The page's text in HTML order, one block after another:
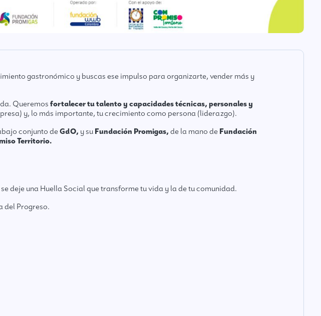
gastronómico y buscas ese impulso para organizarte, vender más y
Queremos fortalecer tu talento y capacidades técnicas, personales y
y, lo más importante, tu crecimiento como persona (liderazgo).
conjunto deGdO, y su Fundación Promigas, de la mano de Fundación
Territorio.
deje una Huella Social que transforme tu vida y la de tu comunidad.
del Progreso.